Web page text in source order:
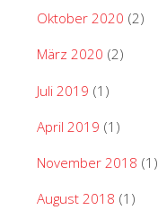
Oktober 2020 (2)
März 2020 (2)
Juli 2019 (1)
April 2019 (1)
November 2018 (1)
August 2018 (1)